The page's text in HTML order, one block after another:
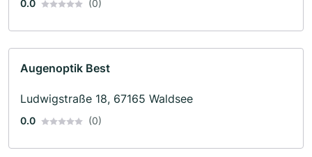
0.0 (0)
Augenoptik Best
Ludwigstraße 18, 67165 Waldsee
0.0 (0)